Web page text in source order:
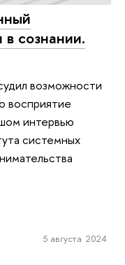
сознании.
возможности
восприятие
интервью
системных
5 августа 2024